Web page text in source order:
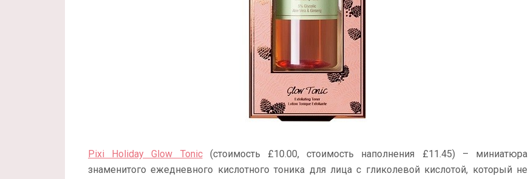
Pixi Holiday Glow Tonic(стоимость £10.00, стоимость наполнения £11.45) – миниатюра
знаменитого ежедневного кислотного тоника для лица с гликолевой кислотой, который не